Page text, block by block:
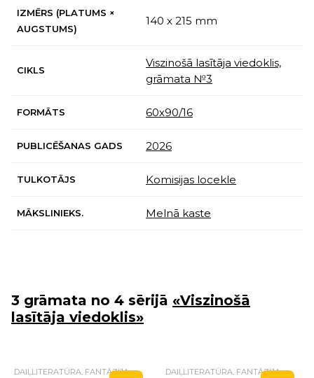
IZMĒRS (PLATUMS ×
AUGSTUMS)
140 x 215 mm
CIKLS
Viszinošā lasītāja viedoklis,
grāmata №3
FORMĀTS 60х90/16
PUBLICĒŠANAS GADS 2026
TULKOTĀJS Komisijas locekle
MĀKSLINIEKS. Melnā kaste
3 grāmata no 4 sērijā «Viszinošā
lasītāja viedoklis»
DAIĻLITERATŪRA, FANTĀZIJA DAIĻLITERATŪRA, FANTĀZIJA